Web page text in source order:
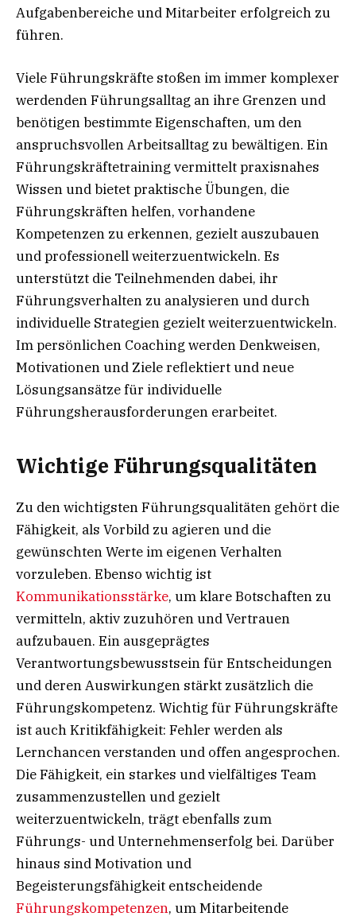
Aufgabenbereiche und Mitarbeiter erfolgreich zu
führen.
Viele Führungskräfte stoßen im immer komplexer
werdenden Führungsalltag an ihre Grenzen und
benötigen bestimmte Eigenschaften, um den
anspruchsvollen Arbeitsalltag zu bewältigen. Ein
Führungskräftetraining vermittelt praxisnahes
Wissen und bietet praktische Übungen, die
Führungskräften helfen, vorhandene
Kompetenzen zu erkennen, gezielt auszubauen
und professionell weiterzuentwickeln. Es
unterstützt die Teilnehmenden dabei, ihr
Führungsverhalten zu analysieren und durch
individuelle Strategien gezielt weiterzuentwickeln.
Im persönlichen Coaching werden Denkweisen,
Motivationen und Ziele reflektiert und neue
Lösungsansätze für individuelle
Führungsherausforderungen erarbeitet.
Wichtige Führungsqualitäten
Zu den wichtigsten Führungsqualitäten gehört die
Fähigkeit, als Vorbild zu agieren und die
gewünschten Werte im eigenen Verhalten
vorzuleben. Ebenso wichtig ist
Kommunikationsstärke, um klare Botschaften zu
vermitteln, aktiv zuzuhören und Vertrauen
aufzubauen. Ein ausgeprägtes
Verantwortungsbewusstsein für Entscheidungen
und deren Auswirkungen stärkt zusätzlich die
Führungskompetenz. Wichtig für Führungskräfte
ist auch Kritikfähigkeit: Fehler werden als
Lernchancen verstanden und offen angesprochen.
Die Fähigkeit, ein starkes und vielfältiges Team
zusammenzustellen und gezielt
weiterzuentwickeln, trägt ebenfalls zum
Führungs- und Unternehmenserfolg bei. Darüber
hinaus sind Motivation und
Begeisterungsfähigkeit entscheidende
Führungskompetenzen, um Mitarbeitende